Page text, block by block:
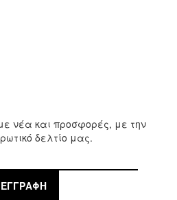
νέα και προσφορές, με την
δελτίο μας.
ΕΓΓΡΑΦΉ